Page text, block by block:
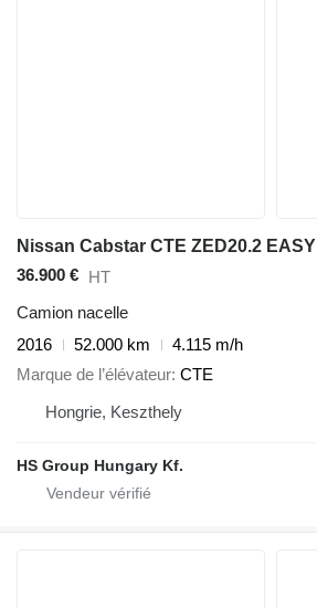
Nissan Cabstar CTE ZED20.2 EASY
36.900 € HT
Camion nacelle
2016
52.000 km
4.115 m/h
Marque de l’élévateur CTE
Hongrie, Keszthely
HS Group Hungary Kf.